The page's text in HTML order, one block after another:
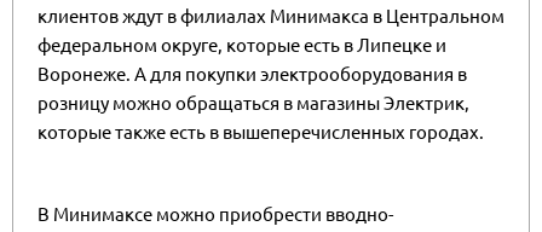
клиентов ждут в филиалах Минимакса в Центральном
федеральном округе, которые есть в Липецке и
Воронеже. А для покупки электрооборудования в
розницу можно обращаться в магазины Электрик,
которые также есть в вышеперечисленных городах.
В Минимаксе можно приобрести вводно-